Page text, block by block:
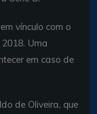
vínculo com o
Uma
em caso de
de Oliveira, que